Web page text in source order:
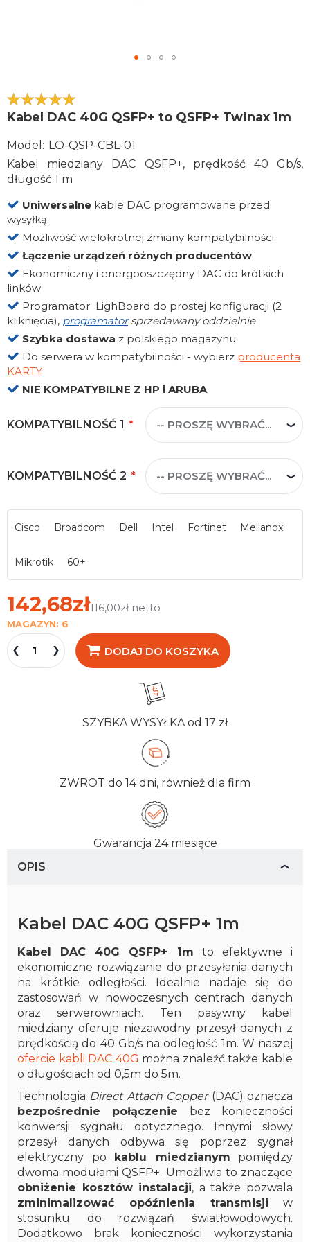
do
początku
galerii
100
% of100
Kabel DAC 40G QSFP+ to QSFP+ Twinax 1m
Model
LO-QSP-CBL-01
Kabel miedziany DAC QSFP+, prędkość 40 Gb/s,
długość 1 m
Uniwersalne kable DAC programowane przed
wysyłką.
Możliwość wielokrotnej zmiany kompatybilności.
Łączenie urządzeń różnych producentów
Ekonomiczny i energooszczędny DAC do krótkich
linków
Programator LighBoard do prostej konfiguracji (2
kliknięcia), programator sprzedawany oddzielnie
Szybka dostawa z polskiego magazynu.
Do serwera w kompatybilności - wybierz producenta
KARTY
NIE KOMPATYBILNE Z HP i ARUBA.
KOMPATYBILNOŚĆ 1
KOMPATYBILNOŚĆ 2
Cisco Broadcom Dell Intel Fortinet Mellanox
Mikrotik 60+
DODAJ DO KOSZYKA
142,68zł116,00zł
MAGAZYN: 6
SZYBKA WYSYŁKA od 17 zł
ZWROT do 14 dni, również dla firm
Gwarancja 24 miesiące
OPIS
Kabel DAC 40G QSFP+ 1m
Kabel DAC 40G QSFP+ 1m to efektywne i
ekonomiczne rozwiązanie do przesyłania danych
na krótkie odległości. Idealnie nadaje się do
zastosowań w nowoczesnych centrach danych
oraz serwerowniach. Ten pasywny kabel
miedziany oferuje niezawodny przesył danych z
prędkością do 40 Gb/s na odległość 1m. W naszej
ofercie kabli DAC 40G można znaleźć także kable
o długościach od 0,5m do 5m.
Technologia Direct Attach Copper(DAC) oznacza
bezpośrednie połączenie bez konieczności
konwersji sygnału optycznego. Innymi słowy
przesył danych odbywa się poprzez sygnał
elektryczny po kablu miedzianym pomiędzy
dwoma modułami QSFP+. Umożliwia to znaczące
obniżenie kosztów instalacji, a także pozwala
zminimalizować opóźnienia transmisji w
stosunku do rozwiązań światłowodowych.
Dodatkowo brak konieczności wykorzystania